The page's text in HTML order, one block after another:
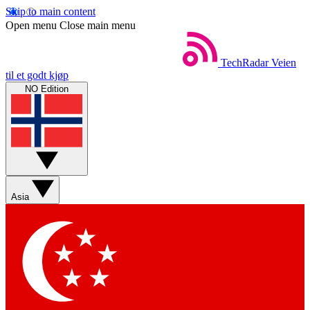
Skip to main content
Open menu Close main menu
TechRadar Veien
til et godt kjøp
NO Edition
Asia